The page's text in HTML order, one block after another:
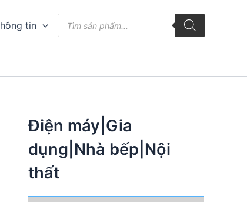
tin
kiếm
phẩm
Điện máy|Gia
dụng|Nhà bếp|Nội
thất